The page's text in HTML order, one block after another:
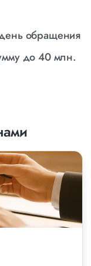
обращения
до 40 млн.